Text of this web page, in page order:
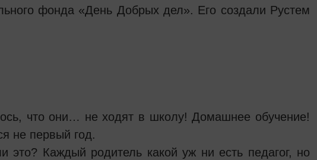
фонда «День Добрых дел». Его создали Рустем
что они… не ходят в школу! Домашнее обучение!
не первый год.
Каждый родитель какой уж ни есть педагог, но